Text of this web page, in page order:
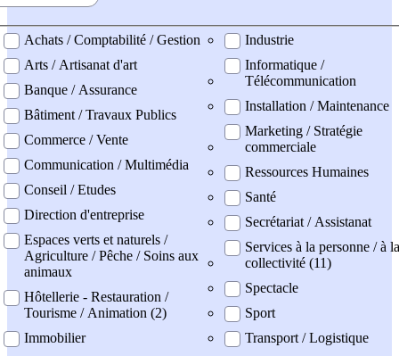
professionel
Achats / Comptabilité / Gestion
Arts / Artisanat d'art
Banque / Assurance
Bâtiment / Travaux Publics
Commerce / Vente
Communication / Multimédia
Conseil / Etudes
Direction d'entreprise
Espaces verts et naturels /
Agriculture / Pêche / Soins aux
animaux
Hôtellerie - Restauration /
Tourisme / Animation (2)
Immobilier
Industrie
Informatique /
Télécommunication
Installation / Maintenance
Marketing / Stratégie
commerciale
Ressources Humaines
Santé
Secrétariat / Assistanat
Services à la personne / à la
collectivité (11)
Spectacle
Sport
Transport / Logistique